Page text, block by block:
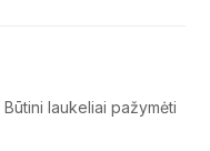
Būtini laukeliai pažymėti